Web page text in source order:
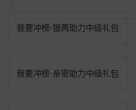
我要冲榜-银两助力中级礼包
我要冲榜-亲密助力中级礼包